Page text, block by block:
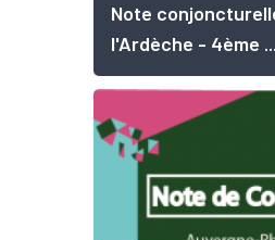
Note
l'Ardèche - 4ème ...